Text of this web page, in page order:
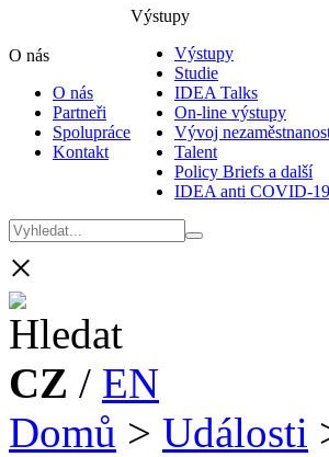
O nás
O nás
Partneři
Spolupráce
Kontakt
Výstupy
Výstupy
Studie
IDEA Talks
On-line výstupy
Vývoj
Talent
Policy Briefs a další
IDEA anti COVID-19
×
CZ / EN
Domů > Události